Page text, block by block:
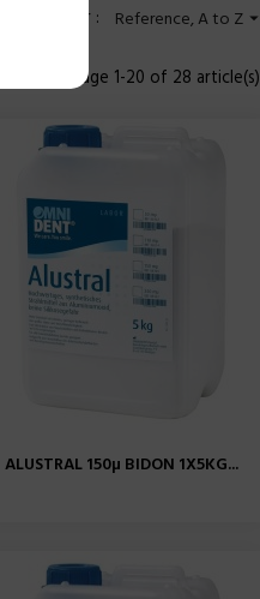
Trier par : Reference, A to Z 
Affichage 1-20 of 28 article(s)
ALUSTRAL 150µ BIDON 1X5KG...